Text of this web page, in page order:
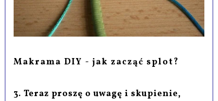
Makrama DIY - jak zacząć splot?
3. Teraz proszę o uwagę i skupienie,